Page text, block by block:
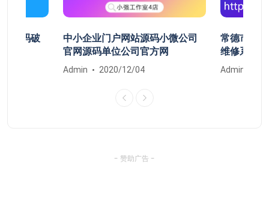
密码破
中小企业门户网站源码小微公司
官网源码单位公司官方网
Admin 2020/12/04
常德市鼎
维修系统
Admin
- 赞助广告 -